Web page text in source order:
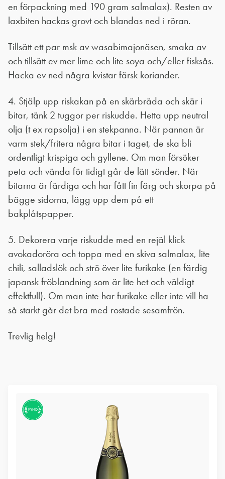
en förpackning med 190 gram salmalax). Resten av
laxbiten hackas grovt och blandas ned i röran.
Tillsätt ett par msk av wasabimajonäsen, smaka av
och tillsätt ev mer lime och lite soya och/eller fisksås.
Hacka ev ned några kvistar färsk koriander.
4. Stjälp upp riskakan på en skärbräda och skär i
bitar, tänk 2 tuggor per riskudde. Hetta upp neutral
olja (t ex rapsolja) i en stekpanna. När pannan är
varm stek/fritera några bitar i taget, de ska bli
ordentligt krispiga och gyllene. Om man försöker
peta och vända för tidigt går de lätt sönder. När
bitarna är färdiga och har fått fin färg och skorpa på
bägge sidorna, lägg upp dem på ett
bakplåtspapper.
5. Dekorera varje riskudde med en rejäl klick
avokadoröra och toppa med en skiva salmalax, lite
chili, salladslök och strö över lite furikake (en färdig
japansk fröblandning som är lite het och väldigt
effektfull). Om man inte har furikake eller inte vill ha
så starkt går det bra med rostade sesamfrön.
Trevlig helg!
FYND